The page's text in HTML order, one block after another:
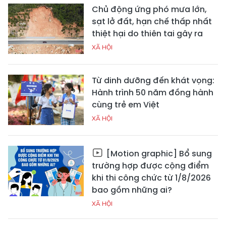
Chủ động ứng phó mưa lớn,
sạt lở đất, hạn chế thấp nhất
thiệt hại do thiên tai gây ra
XÃ HỘI
Từ dinh dưỡng đến khát vọng:
Hành trình 50 năm đồng hành
cùng trẻ em Việt
XÃ HỘI
[Motion graphic] Bổ sung
trường hợp được cộng điểm
khi thi công chức từ 1/8/2026
bao gồm những ai?
XÃ HỘI